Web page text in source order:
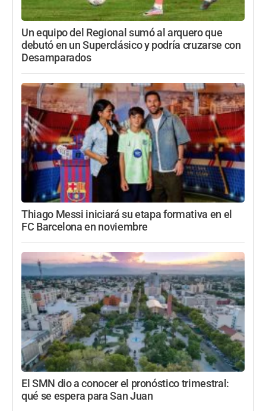
Un equipo del Regional sumó al arquero que
debutó en un Superclásico y podría cruzarse con
Desamparados
Thiago Messi iniciará su etapa formativa en el
FC Barcelona en noviembre
El SMN dio a conocer el pronóstico trimestral:
qué se espera para San Juan